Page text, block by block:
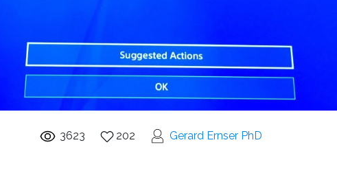
3623 202 Gerard Ernser PhD